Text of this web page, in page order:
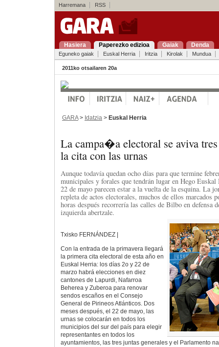
Harremana RSS
Hasiera Paperezko edizioa Gaiak Denda
Eguneko gaiak Euskal Herria Iritzia Kirolak Mundua
2011ko otsailaren 20a
GARA> Idatzia > Euskal Herria
La campa�a electoral se aviva tres
la cita con las urnas
Aunque todavía quedan ocho días para que termine
municipales y forales que tendrán lugar en Hego
22 de mayo parecen estar a la vuelta de la esquina. La
repleta de actos electorales, muchos de ellos marcados
horas después recorrería las calles de Bilbo en defensa
izquierda abertzale.
Txisko FERNÁNDEZ |
Con la entrada de la primavera llegará
la primera cita electoral de esta año en
Euskal Herria: los días 2o y 22 de
marzo habrá elecciones en diez
cantones de Lapurdi, Nafarroa
Beherea y Zuberoa para renovar
sendos escaños en el Consejo
General de Pirineos Atlánticos. Dos
meses después, el 22 de mayo, las
urnas se colocarán en todos los
municipios del sur del país para elegir
representantes en todos los
ayuntamientos, las tres juntas generales y el Parlamento